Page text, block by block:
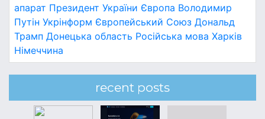
апарат Президент України Європа Володимир
Путін Укрінформ Європейський Союз Дональд
Трамп Донецька область Російська мова Харків
Німеччина
recent posts